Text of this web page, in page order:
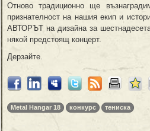
Отново традиционно ще
признателност на нашия екип и
АВТОРЪТ на дизайна за
някой предстоящ концерт.
Дерзайте.
Metal Hangar 18 конкурс тениска